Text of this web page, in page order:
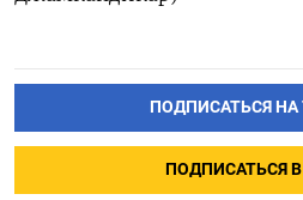
ПОДПИСАТЬСЯ НА
ПОДПИСАТЬСЯ В